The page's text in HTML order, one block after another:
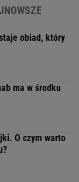
obiad, który
ma w środku
O czym warto